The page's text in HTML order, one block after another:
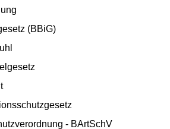
(BBiG)
- BArtSchV